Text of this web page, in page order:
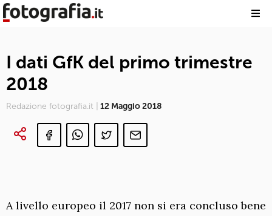
I dati GfK del primo trimestre
2018
Redazione fotografia.it | 12 Maggio 2018
A livello europeo il 2017 non si era concluso bene